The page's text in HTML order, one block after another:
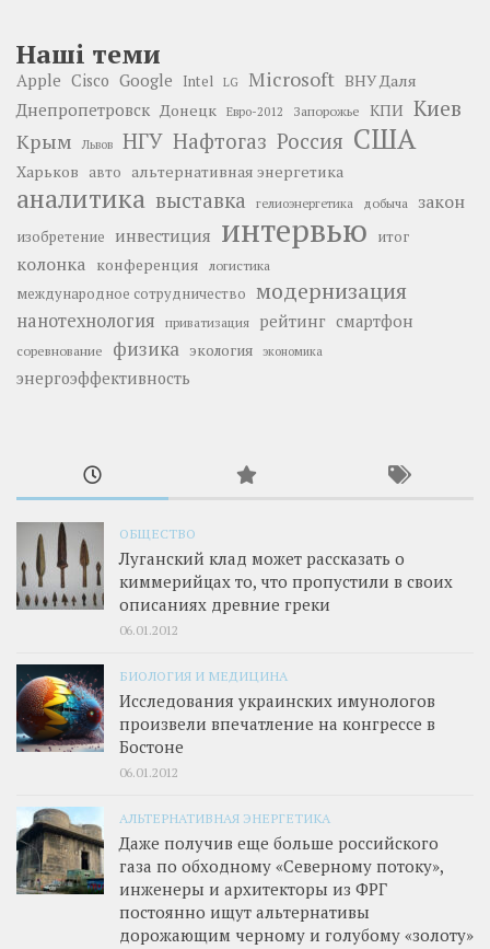
Наші теми
Apple Cisco Google Intel LG Microsoft ВНУ Даля
Днепропетровск Донецк Евро-2012 Запорожье КПИ Киев
Крым Львов НГУ Нафтогаз Россия США
Харьков авто альтернативная энергетика
аналитика выставка гелиоэнергетика добыча закон
изобретение инвестиция интервью итог
колонка конференция логистика
международное сотрудничество модернизация
нанотехнология приватизация рейтинг смартфон
соревнование физика экология экономика
энергоэффективность
ОБЩЕСТВО
Луганский клад может рассказать о
киммерийцах то, что пропустили в своих
описаниях древние греки
06.01.2012
БИОЛОГИЯ И МЕДИЦИНА
Исследования украинских имунологов
произвели впечатление на конгрессе в
Бостоне
06.01.2012
АЛЬТЕРНАТИВНАЯ ЭНЕРГЕТИКА
Даже получив еще больше российского
газа по обходному «Северному потоку»,
инженеры и архитекторы из ФРГ
постоянно ищут альтернативы
дорожающим черному и голубому «золоту»